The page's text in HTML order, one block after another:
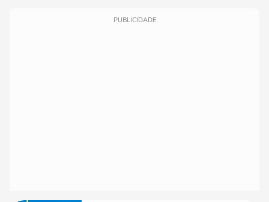
PUBLICIDADE